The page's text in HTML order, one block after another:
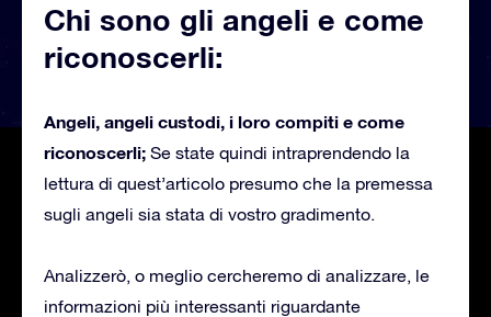
Chi sono gli angeli e come
riconoscerli:
Angeli, angeli custodi, i loro compiti e come
riconoscerli; Se state quindi intraprendendo la
lettura di quest’articolo presumo che la premessa
sugli angeli sia stata di vostro gradimento.
Analizzerò, o meglio cercheremo di analizzare, le
informazioni più interessanti riguardante